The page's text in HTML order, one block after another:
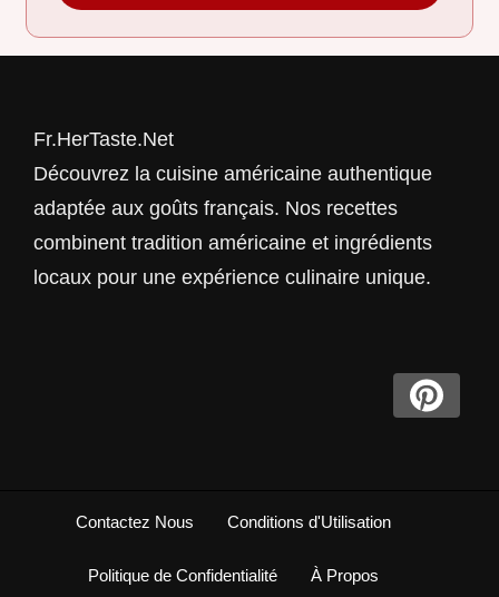
Fr.HerTaste.Net
Découvrez la cuisine américaine authentique
adaptée aux goûts français. Nos recettes
combinent tradition américaine et ingrédients
locaux pour une expérience culinaire unique.
Contactez Nous Conditions d'Utilisation
Politique de Confidentialité À Propos